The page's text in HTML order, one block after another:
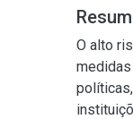
O alto